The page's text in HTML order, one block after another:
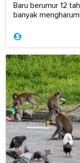
Baru berumur 12
banyak